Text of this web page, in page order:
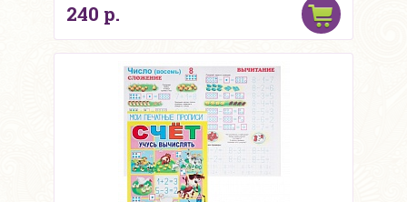
240 р.